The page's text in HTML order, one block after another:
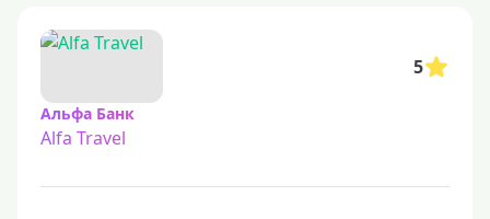
5
Альфа Банк
Alfa Travel